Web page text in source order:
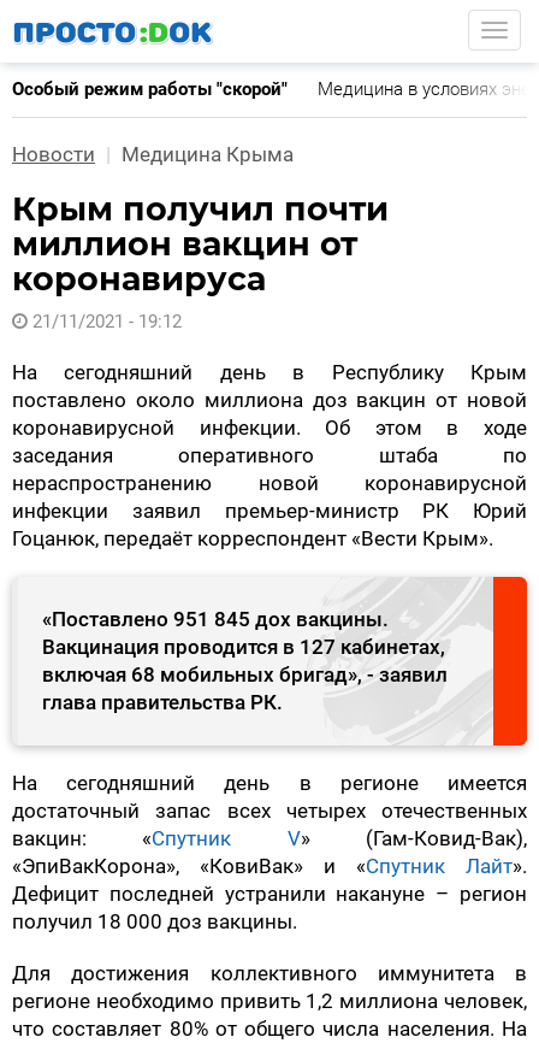
основному
содержанию
Особый режим работы "скорой" Медицина в условиях
Новости Медицина Крыма
Крым получил почти
миллион вакцин от
коронавируса
21/11/2021 - 19:12
На сегодняшний день в Республику Крым
поставлено около миллиона доз вакцин от новой
коронавирусной инфекции. Об этом в ходе
заседания оперативного штаба по
нераспространению новой коронавирусной
инфекции заявил премьер-министр РК Юрий
Гоцанюк, передаёт корреспондент «Вести Крым».
«Поставлено 951 845 дох вакцины.
Вакцинация проводится в 127 кабинетах,
включая 68 мобильных бригад», - заявил
глава правительства РК.
На сегодняшний день в регионе имеется
достаточный запас всех четырех отечественных
вакцин: «Спутник V» (Гам-Ковид-Вак),
«ЭпиВакКорона», «КовиВак» и «Спутник Лайт».
Дефицит последней устранили накануне – регион
получил 18 000 доз вакцины.
Для достижения коллективного иммунитета в
регионе необходимо привить 1,2 миллиона человек,
что составляет 80% от общего числа населения. На